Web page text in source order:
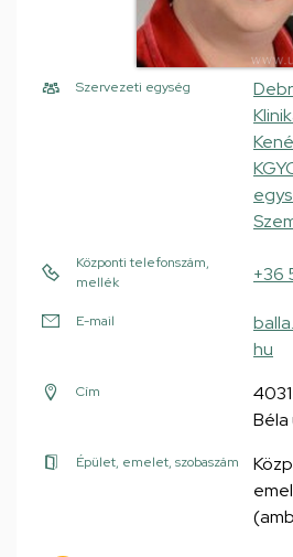
Szervezeti egység
Központi telefonszám,
mellék
+36
E-mail
hu
Cím
Épület, emelet, szobaszám